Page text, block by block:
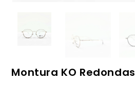
Montura KO Redondas